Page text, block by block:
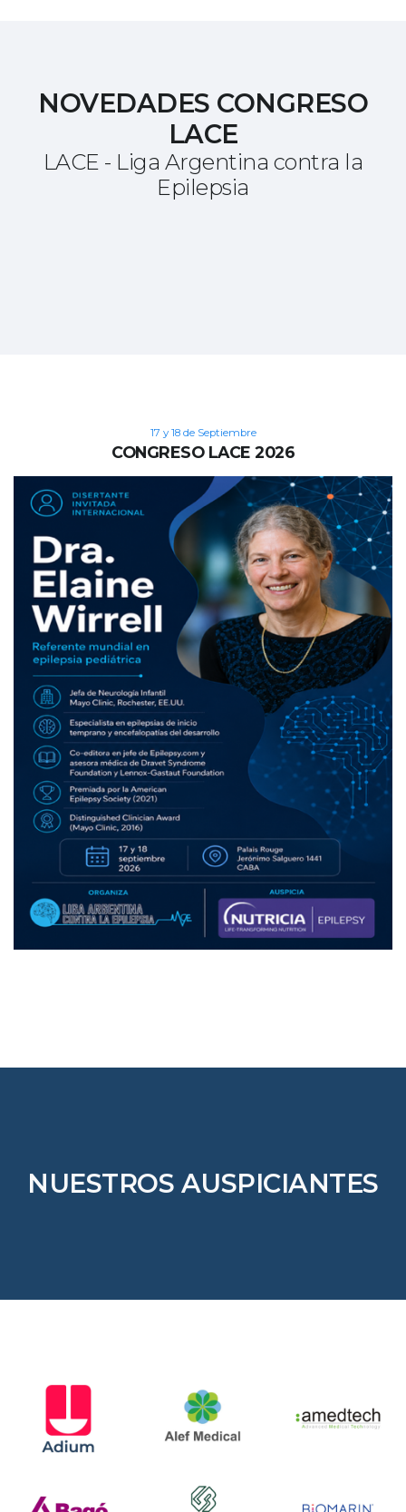
NOVEDADES CONGRESO
LACE
LACE - Liga Argentina contra la
Epilepsia
17 y 18 de Septiembre
CONGRESO LACE 2026
NUESTROS AUSPICIANTES